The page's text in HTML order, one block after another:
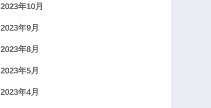
2023年10月
2023年9月
2023年8月
2023年5月
2023年4月